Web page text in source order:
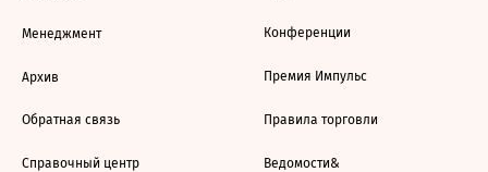
Менеджмент
Архив
Обратная связь
Справочный центр
Конференции
Премия Импульс
Правила торговли
Ведомости&